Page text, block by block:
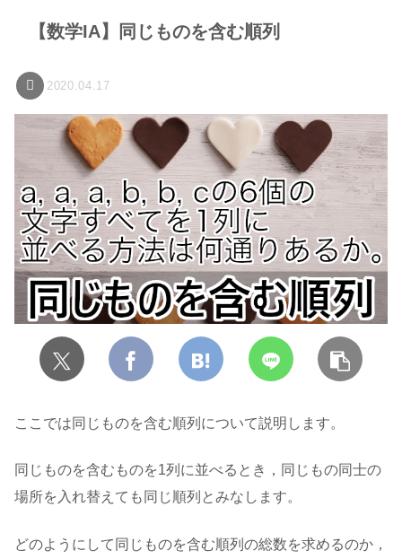
【数学IA】同じものを含む順列
2020.04.17
ここでは同じものを含む順列について説明します。
同じものを含むものを1列に並べるとき，同じもの同士の
場所を入れ替えても同じ順列とみなします。
どのようにして同じものを含む順列の総数を求めるのか，